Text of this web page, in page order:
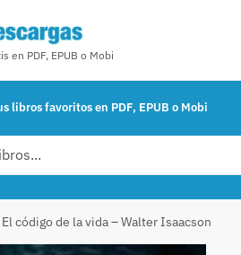
en PDF, EPUB o Mobi
libros favoritos en PDF, EPUB o Mobi
El código de la vida – Walter Isaacson